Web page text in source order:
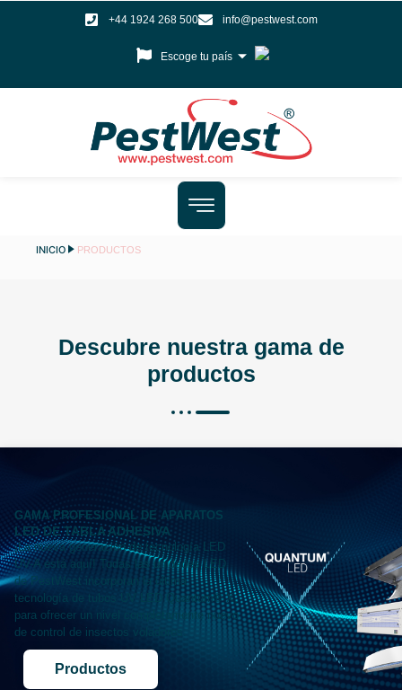
+44 1924 268 500 info@pestwest.com
Escoge tu país
INICIO PRODUCTOS
Descubre nuestra gama de
productos
GAMA PROFESIONAL DE APARATOS
LED DE TABLA ADHESIVA
¡La nueva generación de tecnología LED
UV-A está aquí! Todas las unidades LED
de PestWest incorporan la última
tecnología de tubos UV LED Quantum® X,
para ofrecer un nivel completamente nuevo
de control de insectos voladores.
Productos